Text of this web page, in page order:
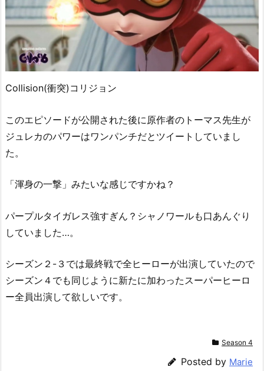
Collision(衝突)コリジョン
このエピソードが公開された後に原作者のトーマス先生が
ジュレカのパワーはワンパンチだとツイートしていまし
た。
「渾身の一撃」みたいな感じですかね？
パープルタイガレス強すぎん？シャノワールも口あんぐり
していました…。
シーズン２-３では最終戦で全ヒーローが出演していたので
シーズン４でも同じように新たに加わったスーパーヒーロ
ー全員出演して欲しいです。
Season 4
Posted by Marie